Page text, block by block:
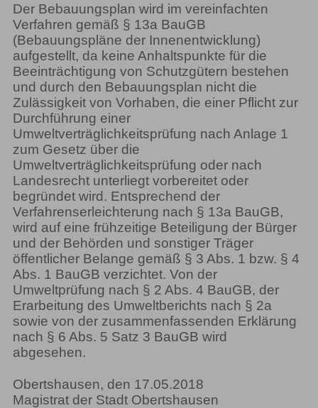
Der Bebauungsplan wird im vereinfachten
Verfahren gemäß § 13a BauGB
(Bebauungspläne der Innenentwicklung)
aufgestellt, da keine Anhaltspunkte für die
Beeinträchtigung von Schutzgütern bestehen
und durch den Bebauungsplan nicht die
Zulässigkeit von Vorhaben, die einer Pflicht zur
Durchführung einer
Umweltverträglichkeitsprüfung nach Anlage 1
zum Gesetz über die
Umweltverträglichkeitsprüfung oder nach
Landesrecht unterliegt vorbereitet oder
begründet wird. Entsprechend der
Verfahrenserleichterung nach § 13a BauGB,
wird auf eine frühzeitige Beteiligung der Bürger
und der Behörden und sonstiger Träger
öffentlicher Belange gemäß § 3 Abs. 1 bzw. § 4
Abs. 1 BauGB verzichtet. Von der
Umweltprüfung nach § 2 Abs. 4 BauGB, der
Erarbeitung des Umweltberichts nach § 2a
sowie von der zusammenfassenden Erklärung
nach § 6 Abs. 5 Satz 3 BauGB wird
abgesehen.
Obertshausen, den 17.05.2018
Magistrat der Stadt Obertshausen